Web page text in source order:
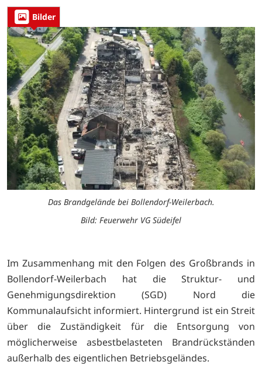
Bilder
Das Brandgelände bei Bollendorf-Weilerbach.
Bild: Feuerwehr VG Südeifel
Im Zusammenhang mit den Folgen des Großbrands in
Bollendorf-Weilerbach hat die Struktur- und
Genehmigungsdirektion (SGD) Nord die
Kommunalaufsicht informiert. Hintergrund ist ein Streit
über die Zuständigkeit für die Entsorgung von
möglicherweise asbestbelasteten Brandrückständen
außerhalb des eigentlichen Betriebsgeländes.